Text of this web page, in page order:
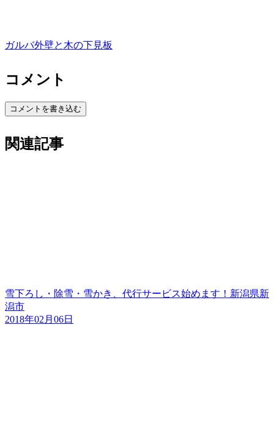
ガルバ外壁と木の下見板
コメント
コメントを書き込む
関連記事
雪下ろし・除雪・雪かき、代行サービス始めます！新潟県新
潟市
2018年02月06日